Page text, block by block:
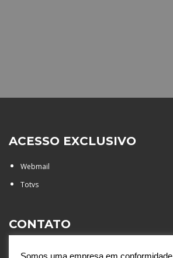
ACESSO EXCLUSIVO
Webmail
Totvs
CONTATO
Somos uma empresa em conformidade